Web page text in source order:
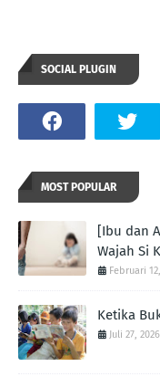
SOCIAL PLUGIN
MOST POPULAR
[Ibu dan
Wajah Si
Februari
Ketika
Juli 27, 2026